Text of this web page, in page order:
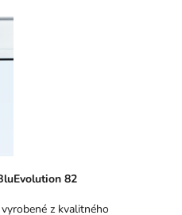
82
z kvalitného